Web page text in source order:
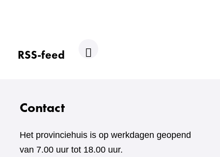
RSS-feed
Contact
Het provinciehuis is op werkdagen geopend
van 7.00 uur tot 18.00 uur.